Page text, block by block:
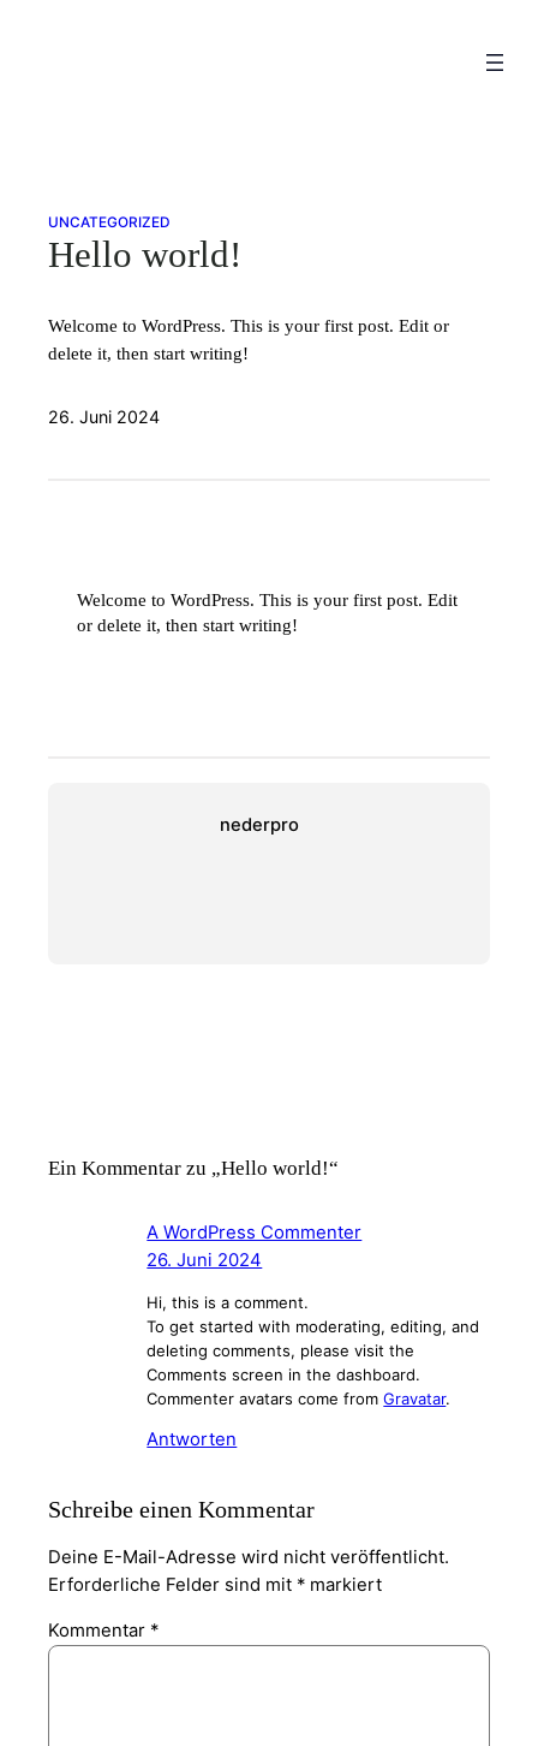
UNCATEGORIZED
Hello world!
Welcome to WordPress. This is your first post. Edit or
delete it, then start writing!
26. Juni 2024
Welcome to WordPress. This is your first post. Edit
or delete it, then start writing!
nederpro
Ein Kommentar zu „Hello world!“
A WordPress Commenter
26. Juni 2024
Hi, this is a comment.
To get started with moderating, editing, and
deleting comments, please visit the
Comments screen in the dashboard.
Commenter avatars come fromGravatar.
Antworten
Schreibe einen Kommentar
Deine E-Mail-Adresse wird nicht veröffentlicht.
Erforderliche Felder sind mit * markiert
Kommentar *